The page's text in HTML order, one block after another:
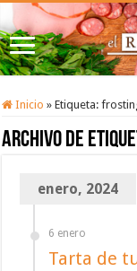
Inicio » Etiqueta:
Archivo de
enero, 2024
6 enero
Tarta de